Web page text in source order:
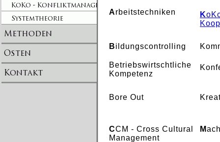
Arbeitstechniken K
Bildungscontrolling
Betriebswirtschtliche
Kompetenz
Bore Out
CCM - Cross Cultural
Management
M